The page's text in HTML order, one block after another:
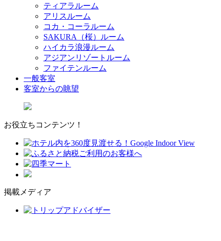
ティアラルーム
アリスルーム
コカ・コーラルーム
SAKURA（桜）ルーム
ハイカラ浪漫ルーム
アジアンリゾートルーム
ファイテンルーム
一般客室
客室からの眺望
お役立ちコンテンツ！
掲載メディア